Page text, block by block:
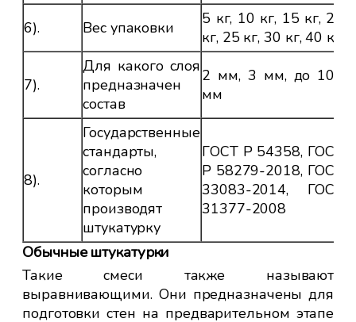
6).
Вес упаковки
5 кг, 10 кг, 15 кг, 20
кг, 25 кг, 30 кг, 40 кг
7).
Для какого слоя
предназначен
состав
2 мм, 3 мм, до 100
мм
8).
Государственные
стандарты,
согласно
которым
производят
штукатурку
ГОСТ Р 54358, ГОСТ
Р 58279-2018, ГОСТ
33083-2014, ГОСТ
31377-2008
Обычные штукатурки
Такие смеси также называют
выравнивающими. Они предназначены для
подготовки стен на предварительном этапе